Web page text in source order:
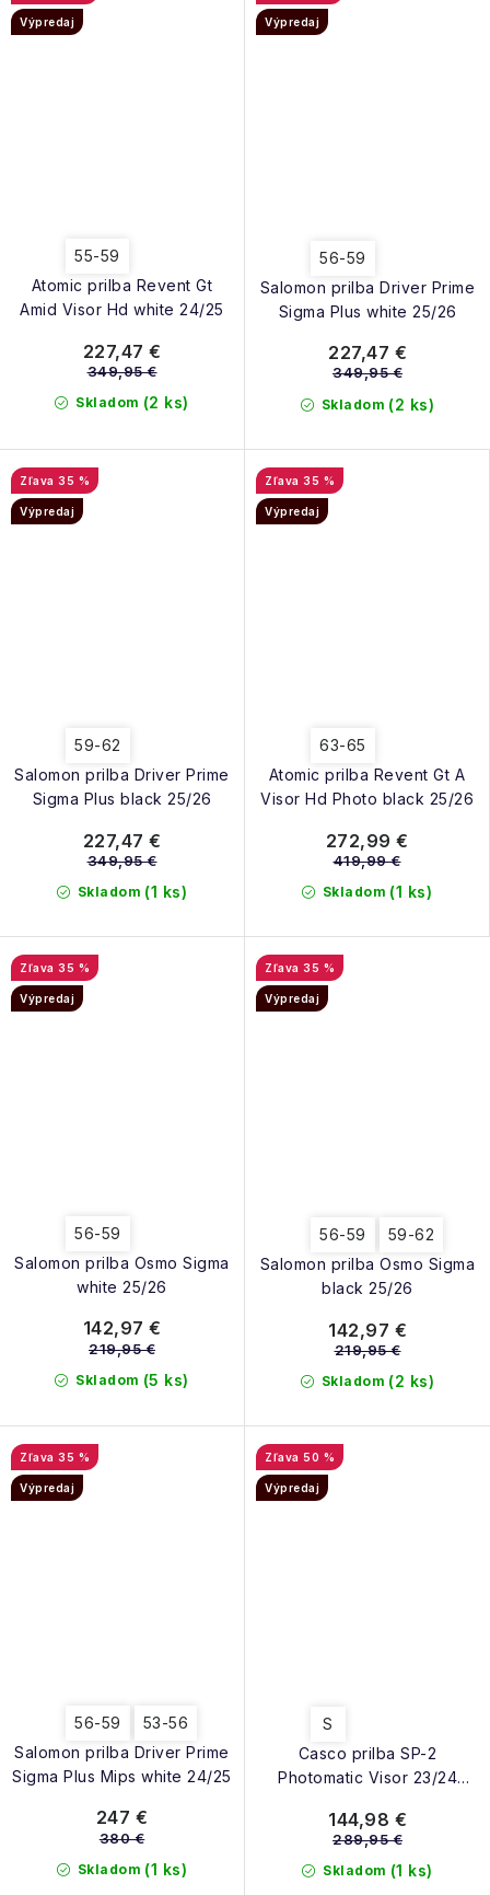
Atomic prilba Revent Gt
Amid Visor Hd white 24/25
Výpredaj
55-59
Skladom (2 ks)
227,47 €
349,95 €
Salomon prilba Driver Prime
Sigma Plus white 25/26
Výpredaj
56-59
Skladom (2 ks)
227,47 €
349,95 €
Salomon prilba Driver Prime
Sigma Plus black 25/26
35 %
Výpredaj
59-62
Skladom (1 ks)
227,47 €
349,95 €
Atomic prilba Revent Gt A
Visor Hd Photo black 25/26
35 %
Výpredaj
63-65
Skladom (1 ks)
272,99 €
419,99 €
Salomon prilba Osmo Sigma
white 25/26
35 %
Výpredaj
56-59
Skladom (5 ks)
142,97 €
219,95 €
Salomon prilba Osmo Sigma
black 25/26
35 %
Výpredaj
56-59 59-62
Skladom (2 ks)
142,97 €
219,95 €
Salomon prilba Driver Prime
Sigma Plus Mips white 24/25
35 %
Výpredaj
56-59 53-56
Skladom (1 ks)
247 €
380 €
Casco prilba SP-2
Photomatic Visor 23/24
50 %
Výpredaj
S
Skladom (1 ks)
144,98 €
289,95 €